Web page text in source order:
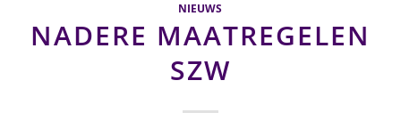
NIEUWS
NADERE MAATREGELEN
SZW